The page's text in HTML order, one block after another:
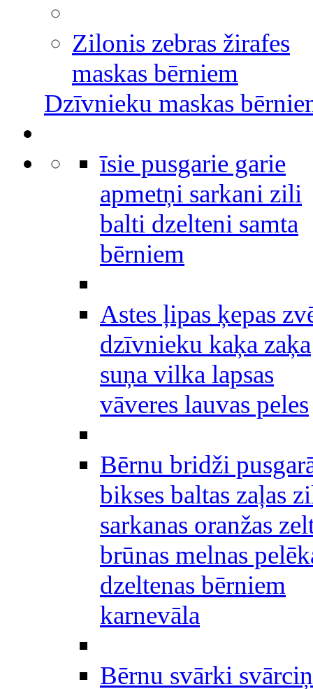
Zilonis zebras žirafes
maskas bērniem
Dzīvnieku maskas
īsie pusgarie garie
apmetņi sarkani zili
balti dzelteni samta
bērniem
Astes ļipas ķepas
dzīvnieku kaķa zaķa
suņa vilka lapsas
vāveres lauvas peles
Bērnu bridži
bikses baltas zaļas
sarkanas oranžas
brūnas melnas
dzeltenas bērniem
karnevāla
Bērnu svārki